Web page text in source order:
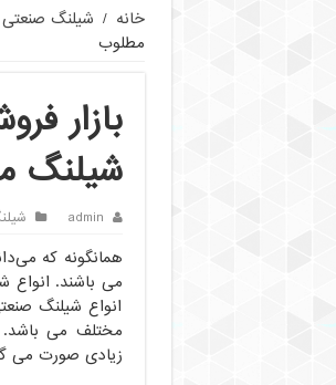
خانه / شیلنگ صنعتی
مطلوب
بازار
شیلنگ
admin
همانگونه که
می باشند. انواع
انواع شیلنگ
مختلف می باشد.
زیادی صورت می